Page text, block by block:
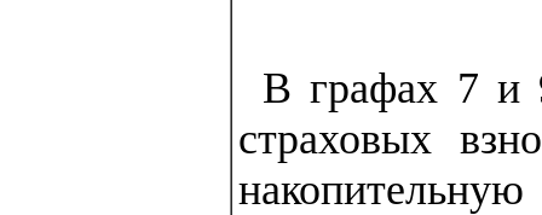
В графах 7 и
страховых